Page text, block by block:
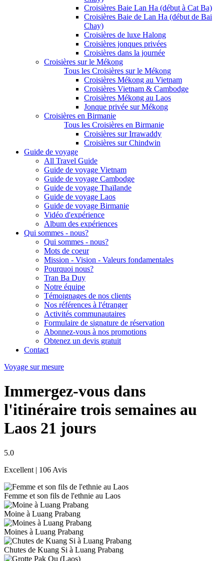
Croisières Baie Lan Ha (début à Cat Ba)
Croisières Baie de Lan Ha (début de Bai
Chay)
Croisières de luxe Halong
Croisières jonques privées
Croisières dans la journée
Croisières sur le Mékong
Tous les Croisières sur le Mékong
Croisières Mékong au Vietnam
Croisières Vietnam & Cambodge
Croisières Mékong au Laos
Jonque privée sur Mékong
Croisières en Birmanie
Tous les Croisières en Birmanie
Croisières sur Irrawaddy
Croisières sur Chindwin
Guide de voyage
All Travel Guide
Guide de voyage Vietnam
Guide de voyage Cambodge
Guide de voyage Thaïlande
Guide de voyage Laos
Guide de voyage Birmanie
Vidéo d'expérience
Album des expériences
Qui sommes - nous?
Qui sommes - nous?
Mots de coeur
Mission - Vision - Valeurs fondamentales
Pourquoi nous?
Tran Ba Duy
Notre équipe
Témoignages de nos clients
Nos références à l'étranger
Activités communautaires
Formulaire de signature de réservation
Abonnez-vous à nos promotions
Obtenez un devis gratuit
Contact
Voyage sur mesure
Immergez-vous dans
l'itinéraire trois semaines au
Laos 21 jours
5.0
Excellent | 106 Avis
Femme et son fils de l'ethnie au Laos
Moine à Luang Prabang
Moines à Luang Prabang
Chutes de Kuang Si à Luang Prabang